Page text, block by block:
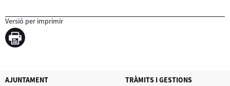
Versió per imprimir
AJUNTAMENT
TRÀMITS I GESTIONS